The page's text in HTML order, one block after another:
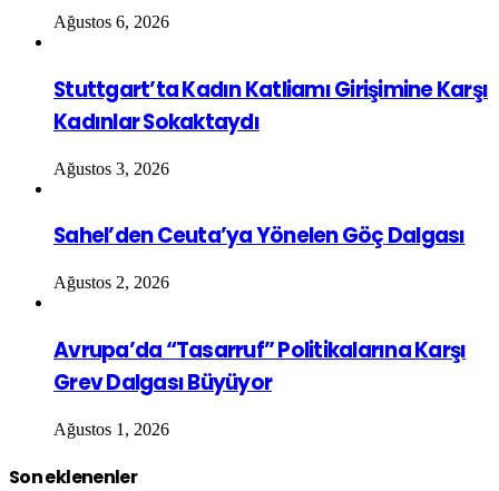
Ağustos 6, 2026
Stuttgart’ta Kadın Katliamı Girişimine Karşı
Kadınlar Sokaktaydı
Ağustos 3, 2026
Sahel’den Ceuta’ya Yönelen Göç Dalgası
Ağustos 2, 2026
Avrupa’da “Tasarruf” Politikalarına Karşı
Grev Dalgası Büyüyor
Ağustos 1, 2026
Son eklenenler